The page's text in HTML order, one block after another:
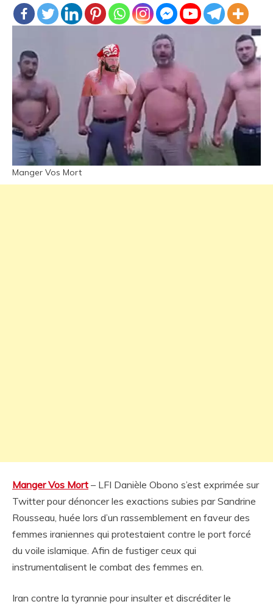
Manger Vos Mort
Manger Vos Mort – LFI Danièle Obono s’est exprimée sur
Twitter pour dénoncer les exactions subies par Sandrine
Rousseau, huée lors d’un rassemblement en faveur des
femmes iraniennes qui protestaient contre le port forcé
du voile islamique. Afin de fustiger ceux qui
instrumentalisent le combat des femmes en.
Iran contre la tyrannie pour insulter et discréditer le